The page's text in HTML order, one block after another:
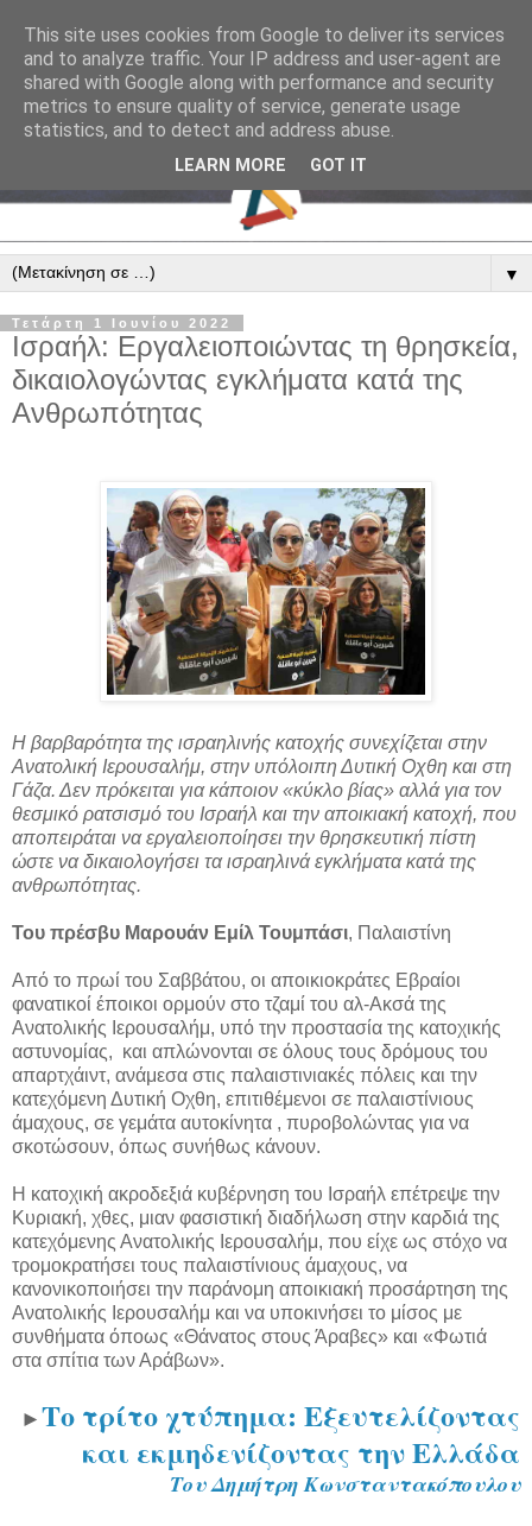
▼
Τετάρτη 1 Ιουνίου 2022
Ισραήλ: Εργαλειοποιώντας τη θρησκεία,
δικαιολογώντας εγκλήματα κατά της
Ανθρωπότητας
Η βαρβαρότητα της ισραηλινής κατοχής συνεχίζεται στην
Ανατολική Ιερουσαλήμ, στην υπόλοιπη Δυτική Οχθη και στη
Γάζα. Δεν πρόκειται για κάποιον «κύκλο βίας» αλλά για τον
θεσμικό ρατσισμό του Ισραήλ και την αποικιακή κατοχή, που
αποπειράται να εργαλειοποίησει την θρησκευτική πίστη
ώστε να δικαιολογήσει τα ισραηλινά εγκλήματα κατά της
ανθρωπότητας.
Του πρέσβυ Μαρουάν Εμίλ Τουμπάσι, Παλαιστίνη
Από το πρωί του Σαββάτου, οι αποικιοκράτες Εβραίοι
φανατικοί έποικοι ορμούν στο τζαμί του αλ-Ακσά της
Ανατολικής Ιερουσαλήμ, υπό την προστασία της κατοχικής
αστυνομίας, και απλώνονται σε όλους τους δρόμους του
απαρτχάιντ, ανάμεσα στις παλαιστινιακές πόλεις και την
κατεχόμενη Δυτική Οχθη, επιτιθέμενοι σε παλαιστίνιους
άμαχους, σε γεμάτα αυτοκίνητα , πυροβολώντας για να
σκοτώσουν, όπως συνήθως κάνουν.
Η κατοχική ακροδεξιά κυβέρνηση του Ισραήλ επέτρεψε την
Κυριακή, χθες, μιαν φασιστική διαδήλωση στην καρδιά της
κατεχόμενης Ανατολικής Ιερουσαλήμ, που είχε ως στόχο να
τρομοκρατήσει τους παλαιστίνιους άμαχους, να
κανονικοποιήσει την παράνομη αποικιακή προσάρτηση της
Ανατολικής Ιερουσαλήμ και να υποκινήσει το μίσος με
συνθήματα όποως «Θάνατος στους Άραβες» και «Φωτιά
στα σπίτια των Αράβων».
►Το τρίτο χτύπημα: Εξευτελίζοντας
και εκμηδενίζοντας την Ελλάδα
Του Δημήτρη Κωνσταντακόπουλου
This site uses cookies from Google to deliver its services
and to analyze traffic. Your IP address and user-agent are
shared with Google along with performance and security
metrics to ensure quality of service, generate usage
statistics, and to detect and address abuse.
LEARN MORE GOT IT